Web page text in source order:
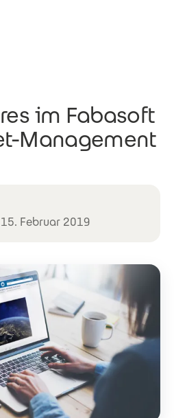
im Fabasoft
Management
Februar 2019